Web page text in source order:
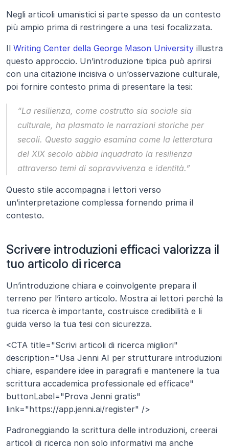
Negli articoli umanistici si parte spesso da un contesto
più ampio prima di restringere a una tesi focalizzata.
Il Writing Center della George Mason University illustra
questo approccio. Un’introduzione tipica può aprirsi
con una citazione incisiva o un’osservazione culturale,
poi fornire contesto prima di presentare la tesi:
“La resilienza, come costrutto sia sociale sia
culturale, ha plasmato le narrazioni storiche per
secoli. Questo saggio esamina come la letteratura
del XIX secolo abbia inquadrato la resilienza
attraverso temi di sopravvivenza e identità.”
Questo stile accompagna i lettori verso
un’interpretazione complessa fornendo prima il
contesto.
Scrivere introduzioni efficaci valorizza il
tuo articolo di ricerca
Un’introduzione chiara e coinvolgente prepara il
terreno per l’intero articolo. Mostra ai lettori perché la
tua ricerca è importante, costruisce credibilità e li
guida verso la tua tesi con sicurezza.
<CTA title="Scrivi articoli di ricerca migliori"
description="Usa Jenni AI per strutturare introduzioni
chiare, espandere idee in paragrafi e mantenere la tua
scrittura accademica professionale ed efficace"
buttonLabel="Prova Jenni gratis"
link="https://app.jenni.ai/register" />
Padroneggiando la scrittura delle introduzioni, creerai
articoli di ricerca non solo informativi ma anche